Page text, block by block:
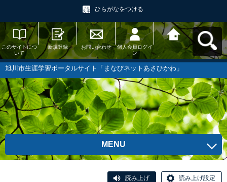
ひらがなをつける
このサイトにつ
いて
新規登録 お問い合わせ
個人会員ログイ
ン
旭川市生涯学習
ポータルサイト
「まなびネット
あさひかわ」へ
戻る
旭川市生涯学習ポータルサイト「まなびネットあさひかわ」
MENU
読み上げ 読み上げ設定